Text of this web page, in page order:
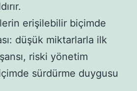
erişilebilir biçimde
düşük miktarlarla ilk
riski yönetim
sürdürme duygusu